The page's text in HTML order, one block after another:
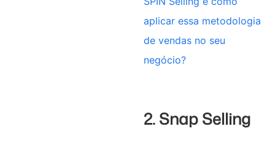
aplicar essa metodologia
de vendas no seu
negócio?
2. Snap Selling